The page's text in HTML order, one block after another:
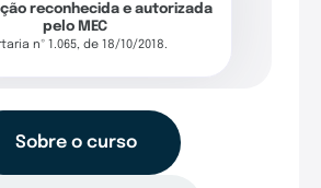
reconhecida e autorizada
pelo MEC
nº 1.065, de 18/10/2018.
Sobre o curso